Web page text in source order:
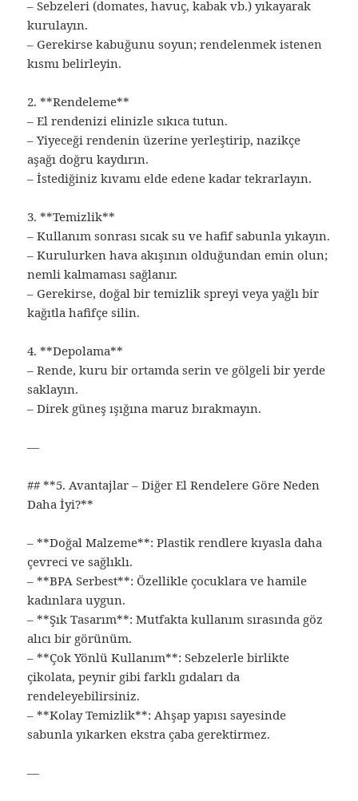
– Sebzeleri (domates, havuç, kabak vb.) yıkayarak
kurulayın.
– Gerekirse kabuğunu soyun; rendelenmek istenen
kısmı belirleyin.
2. **Rendeleme**
– El rendenizi elinizle sıkıca tutun.
– Yiyeceği rendenin üzerine yerleştirip, nazikçe
aşağı doğru kaydırın.
– İstediğiniz kıvamı elde edene kadar tekrarlayın.
3. **Temizlik**
– Kullanım sonrası sıcak su ve hafif sabunla yıkayın.
– Kurulurken hava akışının olduğundan emin olun;
nemli kalmaması sağlanır.
– Gerekirse, doğal bir temizlik spreyi veya yağlı bir
kağıtla hafifçe silin.
4. **Depolama**
– Rende, kuru bir ortamda serin ve gölgeli bir yerde
saklayın.
– Direk güneş ışığına maruz bırakmayın.
—
## **5. Avantajlar – Diğer El Rendelere Göre Neden
Daha İyi?**
– **Doğal Malzeme**: Plastik rendlere kıyasla daha
çevreci ve sağlıklı.
– **BPA Serbest**: Özellikle çocuklara ve hamile
kadınlara uygun.
– **Şık Tasarım**: Mutfakta kullanım sırasında göz
alıcı bir görünüm.
– **Çok Yönlü Kullanım**: Sebzelerle birlikte
çikolata, peynir gibi farklı gıdaları da
rendeleyebilirsiniz.
– **Kolay Temizlik**: Ahşap yapısı sayesinde
sabunla yıkarken ekstra çaba gerektirmez.
—